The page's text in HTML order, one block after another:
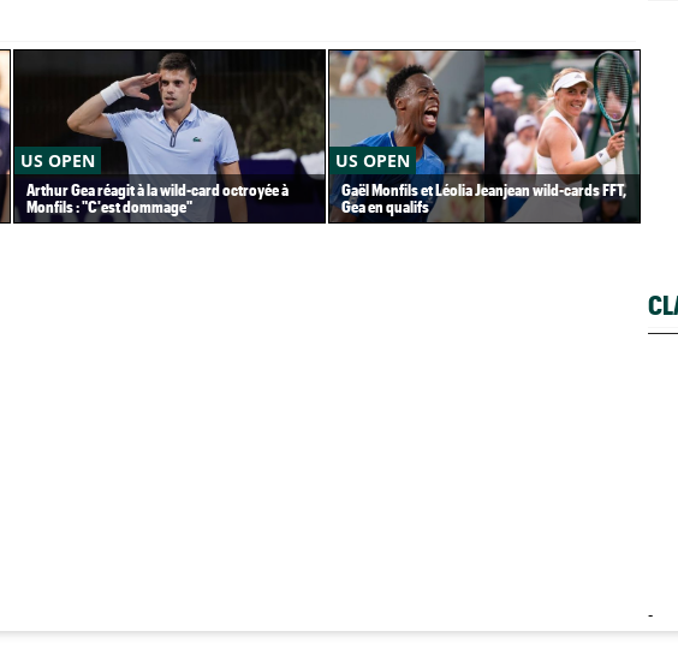
US OPEN
Arthur Gea réagit à la wild-card octroyée à
Monfils : "C'est dommage"
US OPEN
Gaël Monfils et Léolia Jeanjean wild-cards FFT,
Gea en qualifs
-